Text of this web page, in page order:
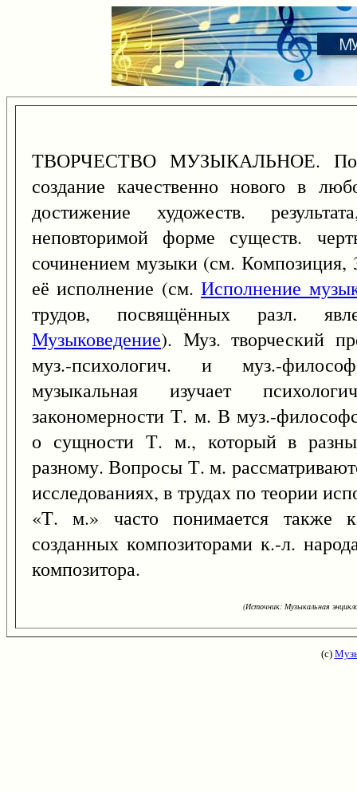
ТВОРЧЕСТВО МУЗЫКАЛЬНОЕ.
создание качественно нового в
достижение художеств.
неповторимой форме существ.
сочинением музыки (см.
её исполнение (см.Исполнение
трудов, посвящённых разл.
Музыковедение). Муз. творческий
муз.-психологич. и муз.-
музыкальная изучает
закономерности Т. м. В муз.-
о сущности Т. м., который в
разному. Вопросы Т. м.
исследованиях, в трудах по теории
«Т. м.» часто понимается также
созданных композиторами к.-л.
композитора.
(Источник: Музыкальная
(с)